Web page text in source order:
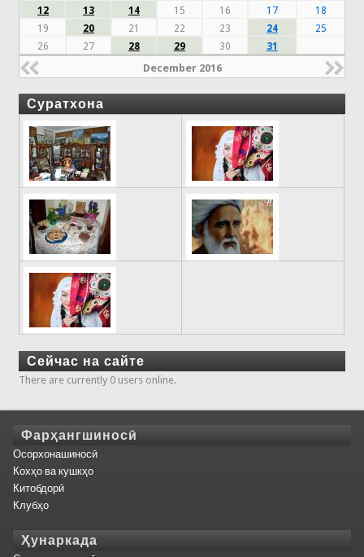
12
13 14 15 16 17
18
19
20 21 22 23 24
25
26
27 28 29 30 31
December 2016
Суратхона
Сейчас на сайте
There are currently 0 users online.
Фарҳангшиносӣ
Осорхонашиносӣ
Кохҳо ва кушкҳо
Китобдорӣ
Клубҳо
Ҳунаркада